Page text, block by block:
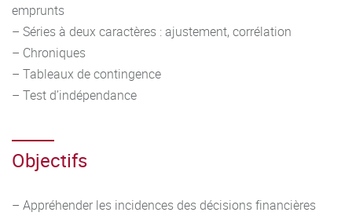
emprunts
– Séries à deux caractères : ajustement, corrélation
– Chroniques
– Tableaux de contingence
– Test d’indépendance
Objectifs
– Appréhender les incidences des décisions financières